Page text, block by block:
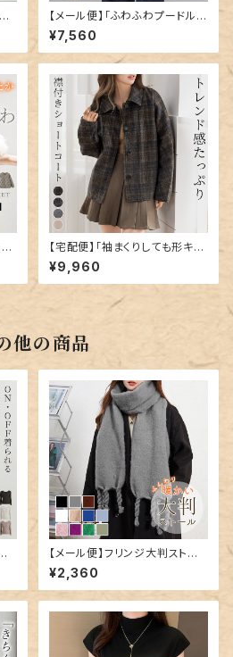
【メール便】「ふわふわプードルフ
ァーで愛されコーデ！」 レディー
ス トップス ファーベスト コーデ
／tops2191
¥7,560
【宅配便】「袖まくりしても形キー
プ」コート ショート丈 レディース
きれいめ 長袖／tops2300
¥9,960
他の商品
【メール便】フリンジ大判ストー
ル／stole060
¥2,360